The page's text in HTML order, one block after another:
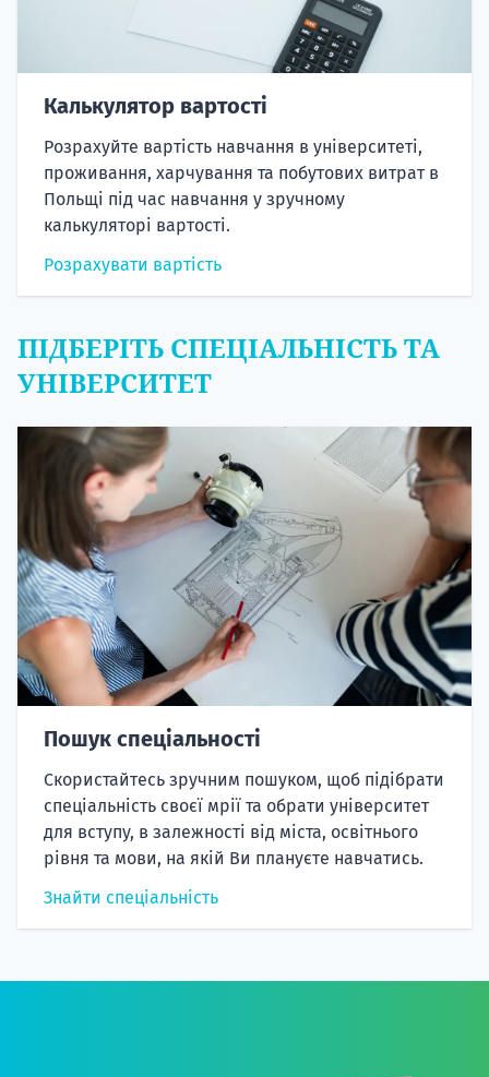
Калькулятор вартості
Розрахуйте вартість навчання в університеті,
проживання, харчування та побутових витрат в
Польщі під час навчання у зручному
калькуляторі вартості.
Розрахувати вартість
ПІДБЕРІТЬ СПЕЦІАЛЬНІСТЬ ТА
УНІВЕРСИТЕТ
Пошук спеціальності
Скористайтесь зручним пошуком, щоб підібрати
спеціальність своєї мрії та обрати університет
для вступу, в залежності від міста, освітнього
рівня та мови, на якій Ви плануєте навчатись.
Знайти спеціальність